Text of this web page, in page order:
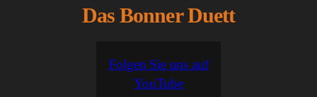
Das Bonner Duett
Folgen Sie uns auf
YouTube